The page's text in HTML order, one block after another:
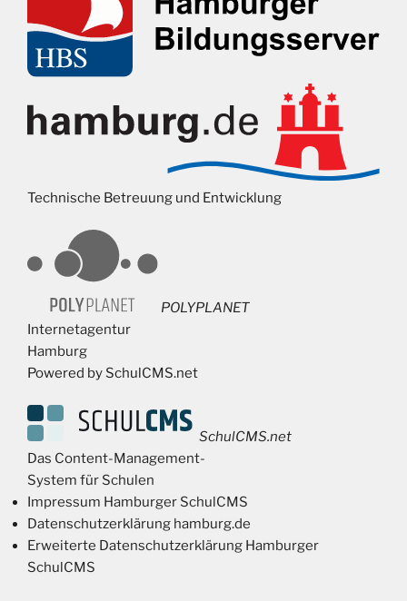
Technische Betreuung und Entwicklung
POLYPLANET
Internetagentur
Hamburg
Powered by SchulCMS.net
SchulCMS.net
Das Content-Management-
System für Schulen
Impressum Hamburger SchulCMS
Datenschutzerklärung hamburg.de
Erweiterte Datenschutzerklärung Hamburger
SchulCMS